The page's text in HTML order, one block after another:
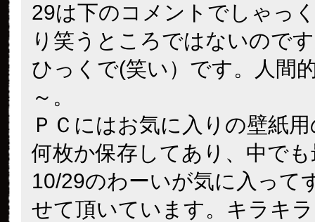
29は下のコメントでしゃっ
り笑うところではないので
ひっくで(笑い）です。人間
～。
ＰＣにはお気に入りの壁紙
何枚か保存してあり、中で
10/29のわーいが気に入って
せて頂いています。キラキ